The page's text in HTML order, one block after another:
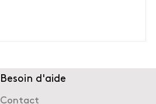
Besoin d'aide
Contact